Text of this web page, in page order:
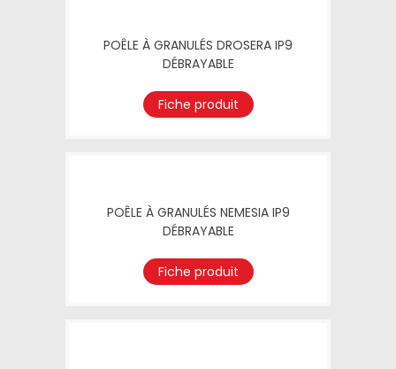
POÊLE À GRANULÉS DROSERA IP9
DÉBRAYABLE
Fiche produit
POÊLE À GRANULÉS NEMESIA IP9
DÉBRAYABLE
Fiche produit